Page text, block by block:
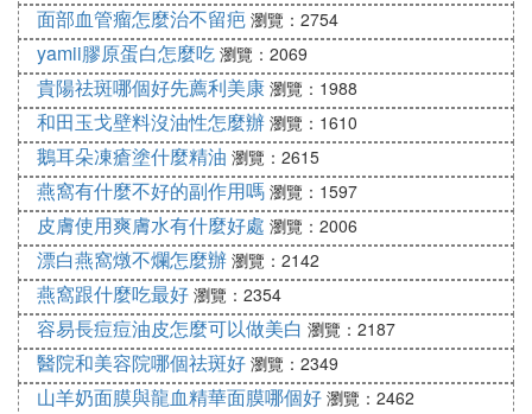
E. 身上長小疙瘩很癢是什麼原因
首先考慮是否有過敏因素的影響，比如某些人接觸了
花粉，或者因為進食了過熱的食物引起了過敏性的疾
病，如蕁麻疹等，這種病發病比較急劇，同時身上有
風團塊樣的小疙瘩。另外，還伴有比較劇烈的瘙癢。
對於蕁麻疹的治療，首先必須盡快的脫離致敏原，同
時還必須服用某些抗組胺類的葯物進行治療。另外，
還可考慮是否因為衛生清潔的不徹底，導致局部的蚊
蟲或者其他寄生蟲的感染、叮咬所導致。對於這些必
須保持衣物的清潔乾燥，同時對於蚊蟲叮咬處必須予
以葯膏等進行塗抹，防止叮咬處的感染。
過敏體質（irritablethephysique） 一般是將容易發生
面部血管瘤怎麼治不留疤 瀏覽：2754
yamii膠原蛋白怎麼吃 瀏覽：2069
貴陽祛斑哪個好先薦利美康 瀏覽：1988
和田玉戈壁料沒油性怎麼辦 瀏覽：1610
鵝耳朵凍瘡塗什麼精油 瀏覽：2615
燕窩有什麼不好的副作用嗎 瀏覽：1597
皮膚使用爽膚水有什麼好處 瀏覽：2006
漂白燕窩燉不爛怎麼辦 瀏覽：2142
燕窩跟什麼吃最好 瀏覽：2354
容易長痘痘油皮怎麼可以做美白 瀏覽：2187
醫院和美容院哪個祛斑好 瀏覽：2349
山羊奶面膜與龍血精華面膜哪個好 瀏覽：2462